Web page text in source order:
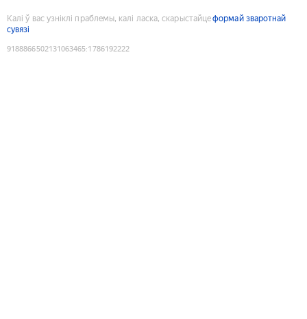
Калі ў вас узніклі праблемы, калі ласка, скарыстайцеформай зваротнай
сувязі
9188866502131063465:1786192222